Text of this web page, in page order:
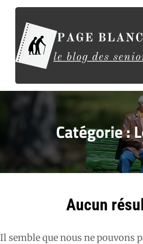
Aller
contenu
Catégorie :
Aucun
Il semble que nous ne pouvons